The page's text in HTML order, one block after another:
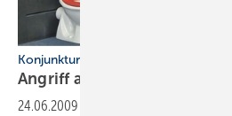
Konjunkturpaket II: Keramag geht in
Angriff auf die
24.06.2009